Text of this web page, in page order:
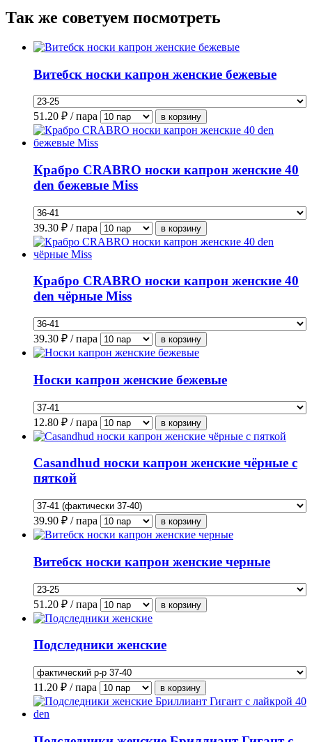
Так же советуем посмотреть
Витебск носки капрон женские бежевые
51.20 ₽ / пара
Крабро CRABRO носки капрон женские 40
den бежевые Miss
39.30 ₽ / пара
Крабро CRABRO носки капрон женские 40
den чёрные Miss
39.30 ₽ / пара
Носки капрон женские бежевые
12.80 ₽ / пара
Casandhud носки капрон женские чёрные с
пяткой
39.90 ₽ / пара
Витебск носки капрон женские черные
51.20 ₽ / пара
Подследники женские
11.20 ₽ / пара